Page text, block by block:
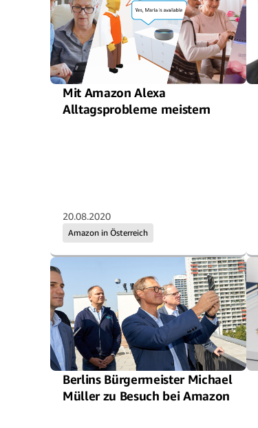
Mit Amazon Alexa
Alltagsprobleme meistern
Amazon in Österreich
20.08.2020
Berlins Bürgermeister Michael
Müller zu Besuch bei Amazon